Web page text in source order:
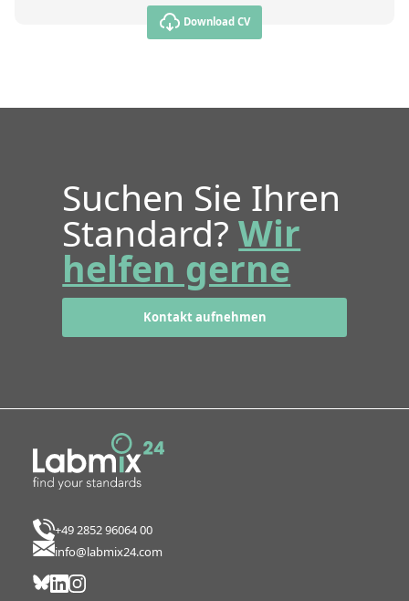
Download CV
Suchen Sie Ihren
Standard?Wir
helfen gerne
Kontakt aufnehmen
+49 2852 96064 00
info@labmix24.com